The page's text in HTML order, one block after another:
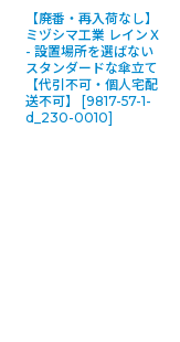
【廃番・再入荷なし】
ミヅシマ工業 レインＸ
- 設置場所を選ばない
スタンダードな傘立て
【代引不可・個人宅配
送不可】
[9817-57-1-
d_230-0010]